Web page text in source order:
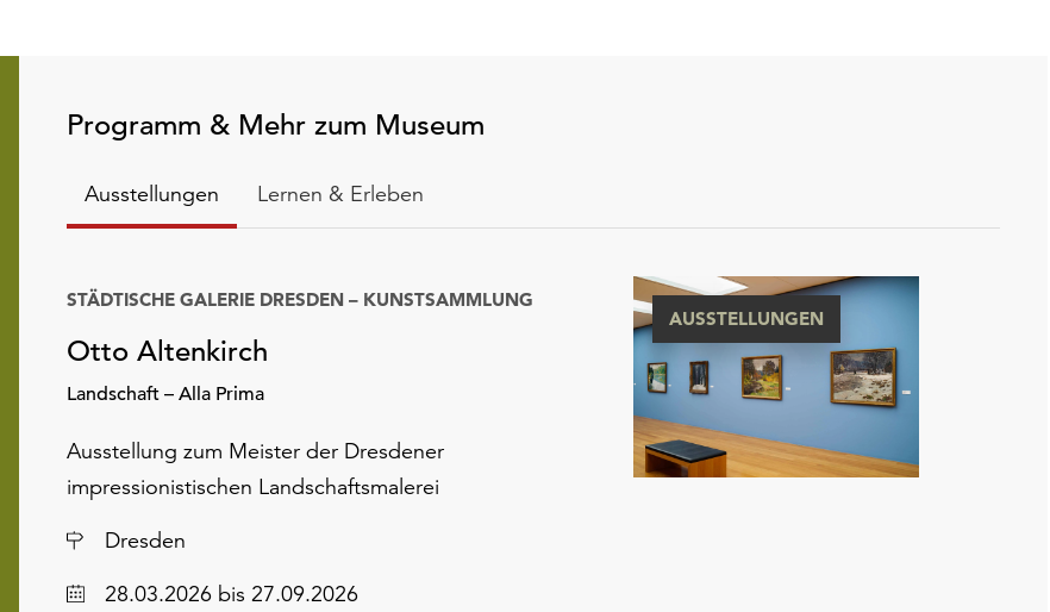
Programm & Mehr zum Museum
Ausstellungen Lernen & Erleben
Otto Altenkirch
Landschaft – Alla Prima
STÄDTISCHE GALERIE DRESDEN – KUNSTSAMMLUNG
Ausstellung zum Meister der Dresdener
impressionistischen Landschaftsmalerei
Ort
Dresden
Datum28.03.2026 bis 27.09.2026
AUSSTELLUNGEN